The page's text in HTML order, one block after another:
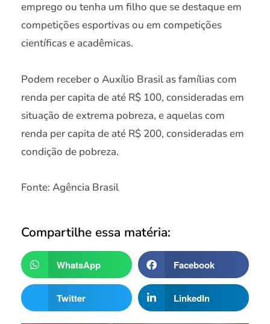
emprego ou tenha um filho que se destaque em
competições esportivas ou em competições
científicas e acadêmicas.
Podem receber o Auxílio Brasil as famílias com
renda per capita de até R$ 100, consideradas em
situação de extrema pobreza, e aquelas com
renda per capita de até R$ 200, consideradas em
condição de pobreza.
Fonte: Agência Brasil
Compartilhe essa matéria:
WhatsApp Facebook
Twitter LinkedIn